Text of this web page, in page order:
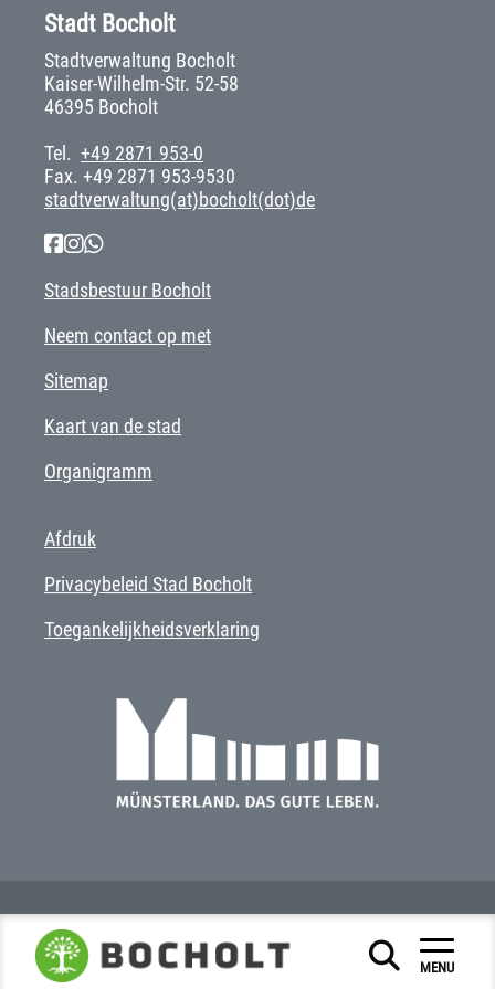
MENU
Stadt Bocholt
Stadtverwaltung Bocholt
Kaiser-Wilhelm-Str. 52-58
46395 Bocholt
Tel. +49 2871 953-0
Fax. +49 2871 953-9530
stadtverwaltung(at)bocholt(dot)de
Stadsbestuur Bocholt
Neem contact op met
Sitemap
Kaart van de stad
Organigramm
Afdruk
Privacybeleid Stad Bocholt
Toegankelijkheidsverklaring